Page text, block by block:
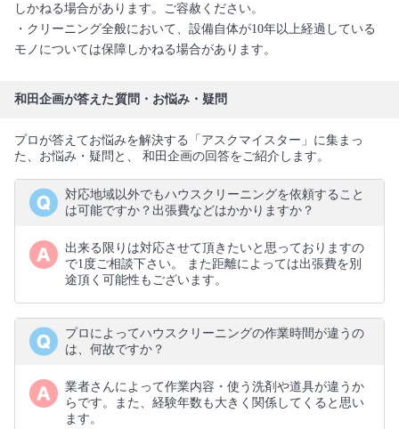
しかねる場合があります。ご容赦ください。
・クリーニング全般において、設備自体が10年以上経過している
モノについては保障しかねる場合があります。
和田企画が答えた質問・お悩み・疑問
プロが答えてお悩みを解決する「アスクマイスター」に集まっ
た、お悩み・疑問と、 和田企画の回答をご紹介します。
対応地域以外でもハウスクリーニングを依頼すること
は可能ですか？出張費などはかかりますか？
出来る限りは対応させて頂きたいと思っておりますの
で1度ご相談下さい。 また距離によっては出張費を別
途頂く可能性もございます。
プロによってハウスクリーニングの作業時間が違うの
は、何故ですか？
業者さんによって作業内容・使う洗剤や道具が違うか
らです。また、経験年数も大きく関係してくると思い
ます。